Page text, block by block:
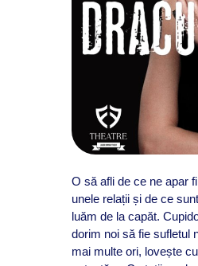
O să afli de ce ne apar
unele relații și de ce
luăm de la capăt.
dorim noi să fie sufletul
mai multe ori, lovește